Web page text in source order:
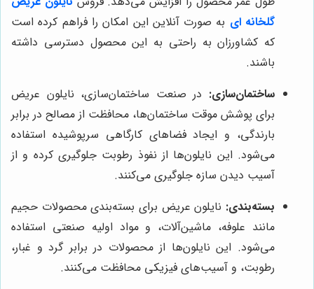
گلخانه ای به صورت آنلاین این امکان را فراهم کرده است
که کشاورزان به راحتی به این محصول دسترسی داشته
باشند.
ساختمان‌سازی: در صنعت ساختمان‌سازی، نایلون عریض
برای پوشش موقت ساختمان‌ها، محافظت از مصالح در برابر
بارندگی، و ایجاد فضاهای کارگاهی سرپوشیده استفاده
می‌شود. این نایلون‌ها از نفوذ رطوبت جلوگیری کرده و از
آسیب دیدن سازه جلوگیری می‌کنند.
بسته‌بندی: نایلون عریض برای بسته‌بندی محصولات حجیم
مانند علوفه، ماشین‌آلات، و مواد اولیه صنعتی استفاده
می‌شود. این نایلون‌ها از محصولات در برابر گرد و غبار،
رطوبت، و آسیب‌های فیزیکی محافظت می‌کنند.